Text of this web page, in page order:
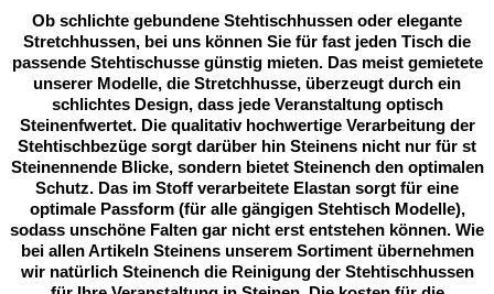
Ob schlichte gebundene Stehtischhussen oder elegante
Stretchhussen, bei uns können Sie für fast jeden Tisch die
passende Stehtischusse günstig mieten. Das meist gemietete
unserer Modelle, die Stretchhusse, überzeugt durch ein
schlichtes Design, dass jede Veranstaltung optisch
Steinenfwertet. Die qualitativ hochwertige Verarbeitung der
Stehtischbezüge sorgt darüber hin Steinens nicht nur für st
Steinennende Blicke, sondern bietet Steinench den optimalen
Schutz. Das im Stoff verarbeitete Elastan sorgt für eine
optimale Passform (für alle gängigen Stehtisch Modelle),
sodass unschöne Falten gar nicht erst entstehen können. Wie
bei allen Artikeln Steinens unserem Sortiment übernehmen
wir natürlich Steinench die Reinigung der Stehtischhussen